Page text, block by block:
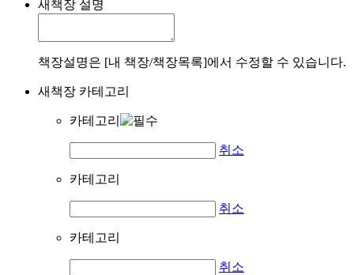
새책장 설명
책장설명은 [내 책장/책장목록]에서 수정할 수 있습니다.
새책장 카테고리
카테고리
취소
카테고리
취소
카테고리
취소